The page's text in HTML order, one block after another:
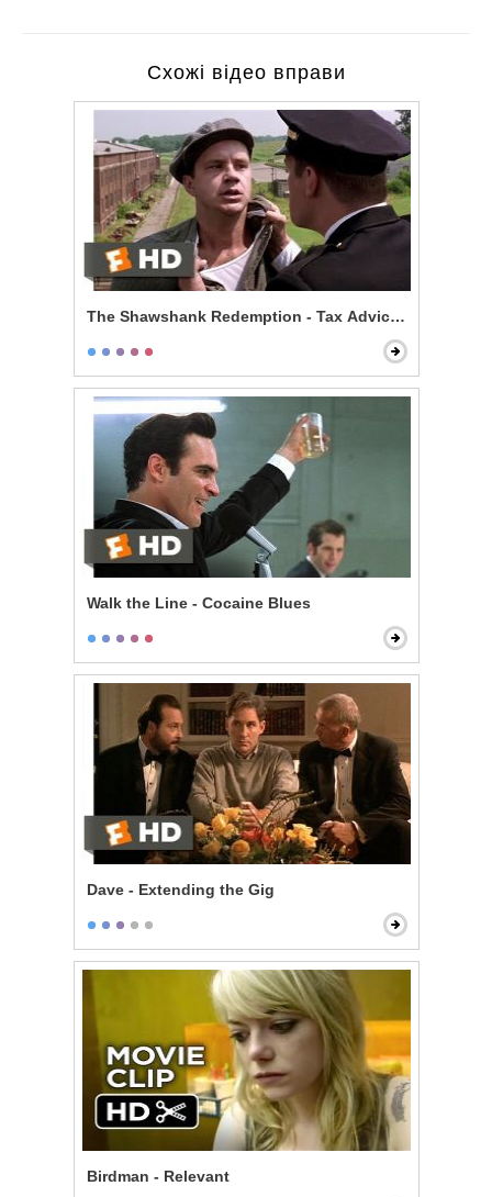
Схожі відео вправи
The Shawshank Redemption - Tax Advice Scene
Walk the Line - Cocaine Blues
Dave - Extending the Gig
Birdman - Relevant